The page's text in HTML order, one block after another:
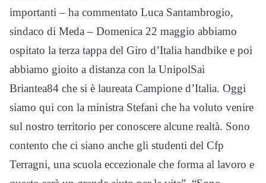
importanti – ha commentato Luca Santambrogio,
sindaco di Meda – Domenica 22 maggio abbiamo
ospitato la terza tappa del Giro d’Italia handbike e poi
abbiamo gioito a distanza con la UnipolSai
Briantea84 che si è laureata Campione d’Italia. Oggi
siamo qui con la ministra Stefani che ha voluto venire
sul nostro territorio per conoscere alcune realtà. Sono
contento che ci siano anche gli studenti del Cfp
Terragni, una scuola eccezionale che forma al lavoro e